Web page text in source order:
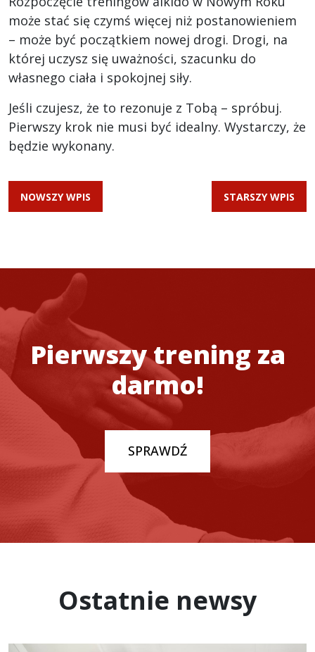
może stać się czymś więcej niż postanowieniem
– może być początkiem nowej drogi. Drogi, na
której uczysz się uważności, szacunku do
własnego ciała i spokojnej siły.
Jeśli czujesz, że to rezonuje z Tobą – spróbuj.
Pierwszy krok nie musi być idealny. Wystarczy, że
będzie wykonany.
NOWSZY WPIS STARSZY WPIS
Pierwszy trening za
darmo!
SPRAWDŹ
Ostatnie newsy